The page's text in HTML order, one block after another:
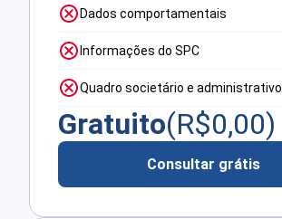
Dados comportamentais
Informações do SPC
Quadro societário e administrativo
Gratuito(R$0,00)
Consultar grátis